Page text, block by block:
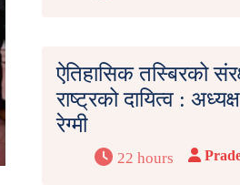
ऐतिहासिक तस्बिरको
राष्ट्रको दायित्व :
रेग्मी
22 hours